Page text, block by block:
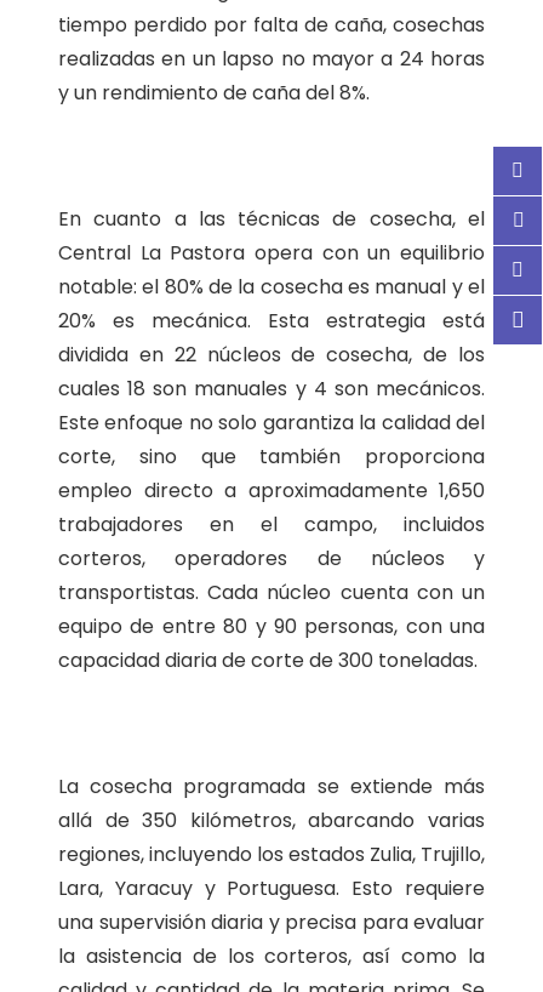
tiempo perdido por falta de caña, cosechas
realizadas en un lapso no mayor a 24 horas
y un rendimiento de caña del 8%.
En cuanto a las técnicas de cosecha, el
Central La Pastora opera con un equilibrio
notable: el 80% de la cosecha es manual y el
20% es mecánica. Esta estrategia está
dividida en 22 núcleos de cosecha, de los
cuales 18 son manuales y 4 son mecánicos.
Este enfoque no solo garantiza la calidad del
corte, sino que también proporciona
empleo directo a aproximadamente 1,650
trabajadores en el campo, incluidos
corteros, operadores de núcleos y
transportistas. Cada núcleo cuenta con un
equipo de entre 80 y 90 personas, con una
capacidad diaria de corte de 300 toneladas.
La cosecha programada se extiende más
allá de 350 kilómetros, abarcando varias
regiones, incluyendo los estados Zulia, Trujillo,
Lara, Yaracuy y Portuguesa. Esto requiere
una supervisión diaria y precisa para evaluar
la asistencia de los corteros, así como la